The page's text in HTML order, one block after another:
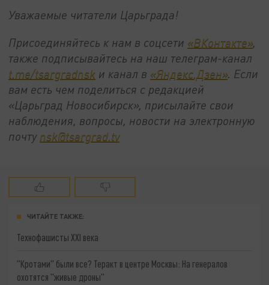
Уважаемые читатели Царьграда!
Присоединяйтесь к нам в соцсети «ВКонтакте»,
также подписывайтесь на наш телеграм-канал
t.me/tsargradnsk и канал в «Яндекс.Дзен». Если
вам есть чем поделиться с редакцией
«Царьград Новосибирск», присылайте свои
наблюдения, вопросы, новости на электронную
почту nsk@tsargrad.tv
ЧИТАЙТЕ ТАКЖЕ:
Технофашисты XXI века
"Кротами" были все? Теракт в центре Москвы: На генералов
охотятся "живые дроны"